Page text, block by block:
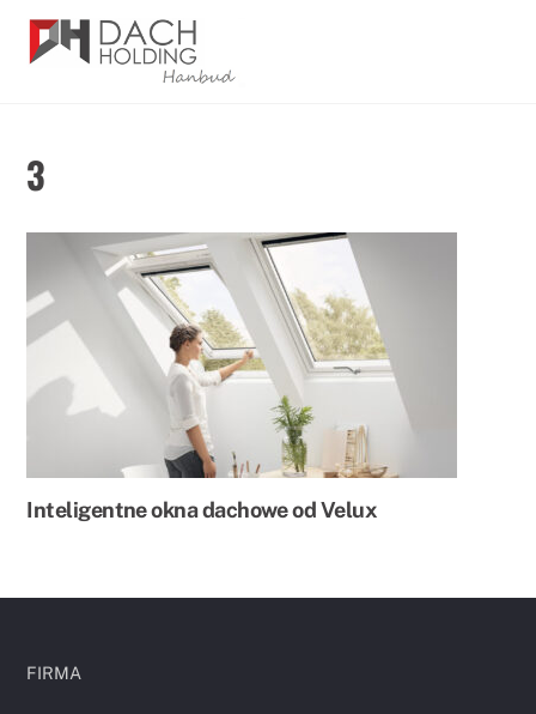
Skip
3
Inteligentne okna dachowe od Velux
FIRMA